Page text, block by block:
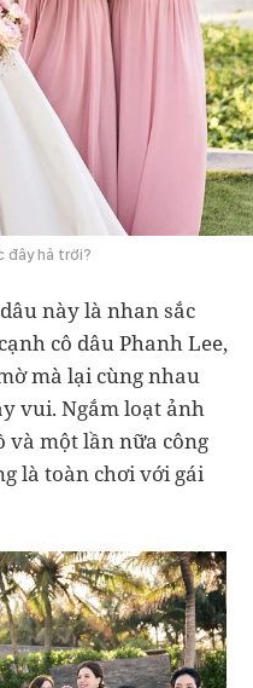
đây hả trời?
này là nhan sắc
cô dâu Phanh Lee,
mà lại cùng nhau
vui. Ngắm loạt ảnh
và một lần nữa công
là toàn chơi với gái